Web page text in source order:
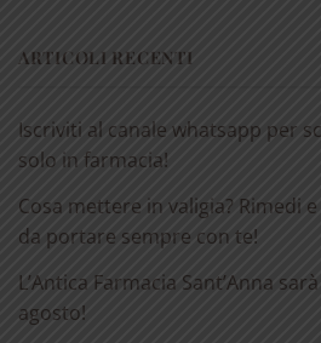
ARTICOLI RECENTI
Iscriviti al canale whatsapp per
solo in farmacia!
Cosa mettere in valigia? Rimedi
da portare sempre con te!
L’Antica Farmacia Sant’Anna
agosto!